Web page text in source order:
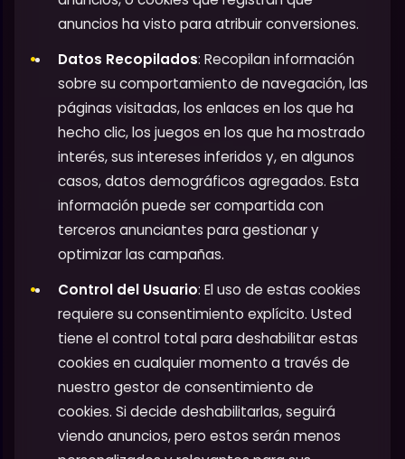
anuncios ha visto para atribuir conversiones.
Datos Recopilados: Recopilan información
sobre su comportamiento de navegación, las
páginas visitadas, los enlaces en los que ha
hecho clic, los juegos en los que ha mostrado
interés, sus intereses inferidos y, en algunos
casos, datos demográficos agregados. Esta
información puede ser compartida con
terceros anunciantes para gestionar y
optimizar las campañas.
Control del Usuario: El uso de estas cookies
requiere su consentimiento explícito. Usted
tiene el control total para deshabilitar estas
cookies en cualquier momento a través de
nuestro gestor de consentimiento de
cookies. Si decide deshabilitarlas, seguirá
viendo anuncios, pero estos serán menos